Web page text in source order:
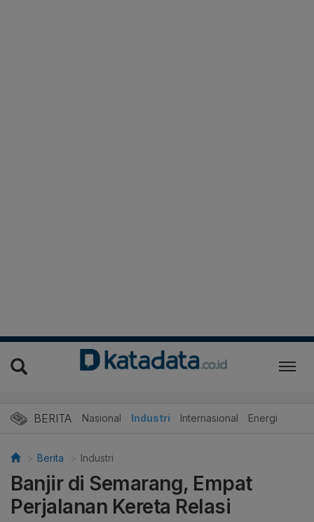
BERITA Nasional Industri Internasional Energi
Berita Industri
Banjir di Semarang, Empat
Perjalanan Kereta Relasi